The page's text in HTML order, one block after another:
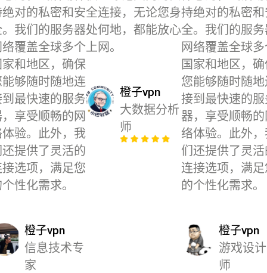
对的私密和安
我们的服务器
覆盖全球多个
和地区，确保
够随时随地连
最快速的服务
享受顺畅的网
验。此外，我
提供了灵活的
选项，满足您
性化需求。
橙子vpn
信息技术专
家
全连接，无论您身
处何地，都能放心
上网。
橙子vpn
大数据分析
师
持绝对的私密
全。我们的服
网络覆盖全球
国家和地区，
您能够随时随
接到最快速的
器，享受顺畅
络体验。此外
们还提供了灵
连接选项，满
的个性化需求。
橙子vpn
游戏设计
师